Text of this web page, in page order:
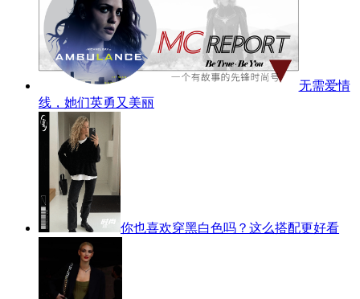
无需爱情
线，她们英勇又美丽
你也喜欢穿黑白色吗？这么搭配更好看